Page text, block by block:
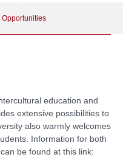
education and
extensive possibilities to
also warmly welcomes
Information for both
be found at this link: